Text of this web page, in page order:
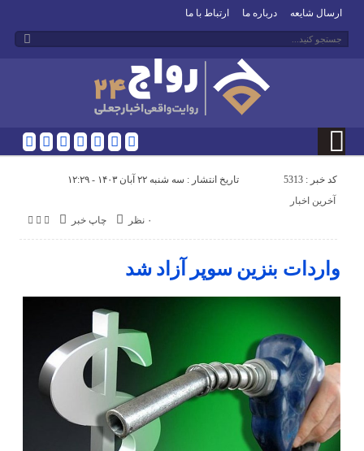
ارسال شایعه درباره ما ارتباط با ما
کد خبر : 5313 تاریخ انتشار : سه شنبه ۲۲ آبان ۱۴۰۳ - ۱۲:۲۹
چاپ خبر ۰ نظر
آخرین اخبار
واردات بنزین سوپر آزاد شد